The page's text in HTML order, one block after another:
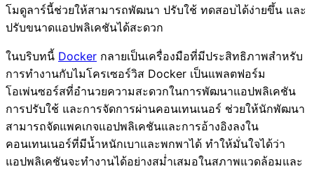
โมดูลาร์นี้ช่วยให้สามารถพัฒนา ปรับใช้ ทดสอบได้ง่ายขึ้น และ
ปรับขนาดแอปพลิเคชันได้สะดวก
ในบริบทนี้ Docker กลายเป็นเครื่องมือที่มีประสิทธิภาพสำหรับ
การทำงานกับไมโครเซอร์วิส Docker เป็นแพลตฟอร์ม
โอเพ่นซอร์สที่อำนวยความสะดวกในการพัฒนาแอปพลิเคชัน
การปรับใช้ และการจัดการผ่านคอนเทนเนอร์ ช่วยให้นักพัฒนา
สามารถจัดแพคเกจแอปพลิเคชันและการอ้างอิงลงใน
คอนเทนเนอร์ที่มีน้ำหนักเบาและพกพาได้ ทำให้มั่นใจได้ว่า
แอปพลิเคชันจะทำงานได้อย่างสม่ำเสมอในสภาพแวดล้อมและ